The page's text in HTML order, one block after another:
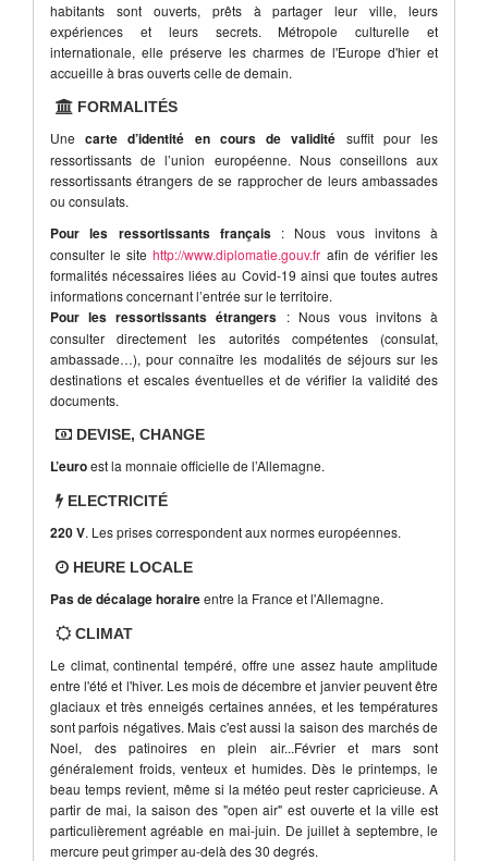
habitants sont ouverts, prêts à partager leur ville, leurs
expériences et leurs secrets. Métropole culturelle et
internationale, elle préserve les charmes de l'Europe d'hier et
accueille à bras ouverts celle de demain.
FORMALITÉS
Unecarte d’identité en cours de validité suffit pour les
ressortissants de l’union européenne. Nous conseillons aux
ressortissants étrangers de se rapprocher de leurs ambassades
ou consulats.
Pour les ressortissants français : Nous vous invitons à
consulter le sitehttp://www.diplomatie.gouv.fr afin de vérifier les
formalités nécessaires liées au Covid-19 ainsi que toutes autres
informations concernant l’entrée sur le territoire.
Pour les ressortissants étrangers : Nous vous invitons à
consulter directement les autorités compétentes (consulat,
ambassade…), pour connaître les modalités de séjours sur les
destinations et escales éventuelles et de vérifier la validité des
documents.
DEVISE, CHANGE
L’euroest la monnaie officielle de l’Allemagne.
ELECTRICITÉ
220 V. Les prises correspondent aux normes européennes.
HEURE LOCALE
Pas de décalage horaireentre la France et l'Allemagne.
CLIMAT
Le climat, continental tempéré, offre une assez haute amplitude
entre l'été et l'hiver. Les mois de décembre et janvier peuvent être
glaciaux et très enneigés certaines années, et les températures
sont parfois négatives. Mais c'est aussi la saison des marchés de
Noel, des patinoires en plein air...Février et mars sont
généralement froids, venteux et humides. Dès le printemps, le
beau temps revient, même si la météo peut rester capricieuse. A
partir de mai, la saison des "open air" est ouverte et la ville est
particulièrement agréable en mai-juin. De juillet à septembre, le
mercure peut grimper au-delà des 30 degrés.